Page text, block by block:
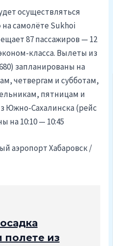
осуществляться
на самолёте Sukhoi
87 пассажиров — 12
класса. Вылеты из
запланированы на
четвергам и субботам,
пятницам и
Южно-Сахалинска (рейс
на 10:10 — 10:45
аэропорт Хабаровск /
полете из